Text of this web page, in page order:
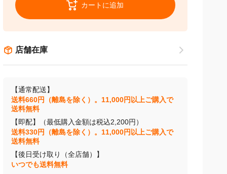
カートに追加
店舗在庫
【通常配送】
送料660円（離島を除く）。11,000円以上ご購入で
送料無料
【即配】（最低購入金額は税込2,200円）
送料330円（離島を除く）。11,000円以上ご購入で
送料無料
【後日受け取り（全店舗）】